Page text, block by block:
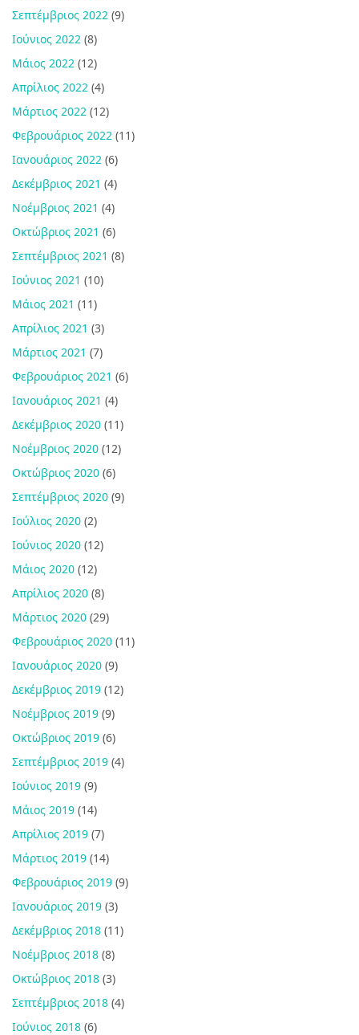
Σεπτέμβριος 2022 (9)
Ιούνιος 2022 (8)
Μάιος 2022 (12)
Απρίλιος 2022 (4)
Μάρτιος 2022 (12)
Φεβρουάριος 2022 (11)
Ιανουάριος 2022 (6)
Δεκέμβριος 2021 (4)
Νοέμβριος 2021 (4)
Οκτώβριος 2021 (6)
Σεπτέμβριος 2021 (8)
Ιούνιος 2021 (10)
Μάιος 2021 (11)
Απρίλιος 2021 (3)
Μάρτιος 2021 (7)
Φεβρουάριος 2021 (6)
Ιανουάριος 2021 (4)
Δεκέμβριος 2020 (11)
Νοέμβριος 2020 (12)
Οκτώβριος 2020 (6)
Σεπτέμβριος 2020 (9)
Ιούλιος 2020 (2)
Ιούνιος 2020 (12)
Μάιος 2020 (12)
Απρίλιος 2020 (8)
Μάρτιος 2020 (29)
Φεβρουάριος 2020 (11)
Ιανουάριος 2020 (9)
Δεκέμβριος 2019 (12)
Νοέμβριος 2019 (9)
Οκτώβριος 2019 (6)
Σεπτέμβριος 2019 (4)
Ιούνιος 2019 (9)
Μάιος 2019 (14)
Απρίλιος 2019 (7)
Μάρτιος 2019 (14)
Φεβρουάριος 2019 (9)
Ιανουάριος 2019 (3)
Δεκέμβριος 2018 (11)
Νοέμβριος 2018 (8)
Οκτώβριος 2018 (3)
Σεπτέμβριος 2018 (4)
Ιούνιος 2018 (6)